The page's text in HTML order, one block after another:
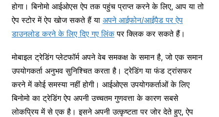
होगा। बिनोमो आईओएस ऐप तक पहुंच प्राप्त करने के लिए, आप या तो
ऐप स्टोर में ऐप खोज सकते हैं या अपने आईफोन/आईपैड पर ऐप
डाउनलोड करने के लिए दिए गए लिंकपर क्लिक कर सकते हैं।
मोबाइल ट्रेडिंग प्लेटफॉर्म अपने वेब समकक्ष के समान है, जो एक समान
उपयोगकर्ता अनुभव सुनिश्चित करता है। ट्रेडिंग या फंड ट्रांसफर
करने में कोई समस्या नहीं होगी। आईओएस उपयोगकर्ताओं के लिए
बिनोमो का ट्रेडिंग ऐप अपनी उच्चतम गुणवत्ता के कारण सबसे
लोकप्रिय में से एक है। इसने अपनी उत्कृष्टता पर जोर देते हुए, ऐप